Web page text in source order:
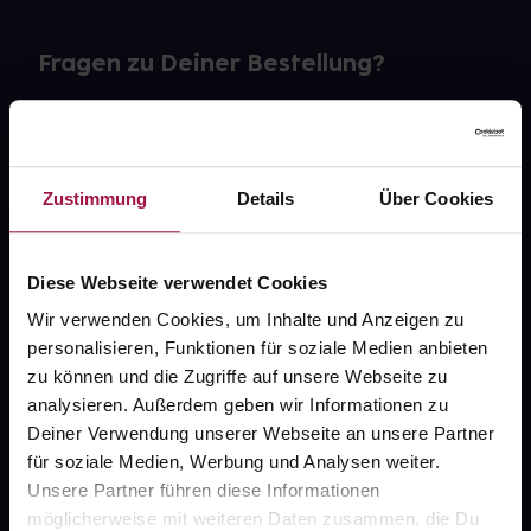
Zustimmung Details Über Cookies
Diese Webseite verwendet Cookies
Wir verwenden Cookies, um Inhalte und Anzeigen zu
personalisieren, Funktionen für soziale Medien anbieten
zu können und die Zugriffe auf unsere Webseite zu
analysieren. Außerdem geben wir Informationen zu
Deiner Verwendung unserer Webseite an unsere Partner
für soziale Medien, Werbung und Analysen weiter.
Unsere Partner führen diese Informationen
möglicherweise mit weiteren Daten zusammen, die Du
Fragen zu Deiner Bestellung?
gesund.de
Über uns
Karriere
Newsletter